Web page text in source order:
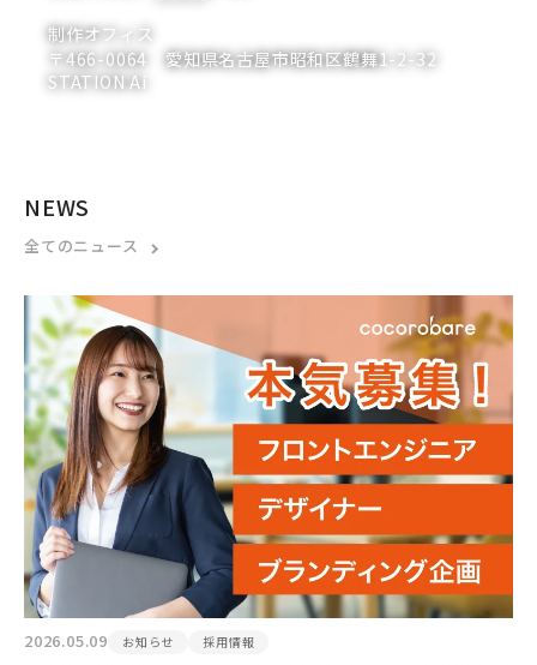
制作オフィス
〒466-0064 愛知県名古屋市昭和区鶴舞1-2-32
STATION Ai
NEWS
全てのニュース
2026.05.09 お知らせ 採用情報